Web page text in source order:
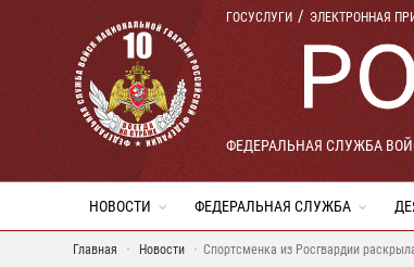
ГОСУСЛУГИ ЭЛЕКТРОННАЯ
ФЕДЕРАЛЬНАЯ СЛУЖБА
НОВОСТИ ФЕДЕРАЛЬНАЯ СЛУЖБА
Главная Новости Спортсменка из Росгвардии